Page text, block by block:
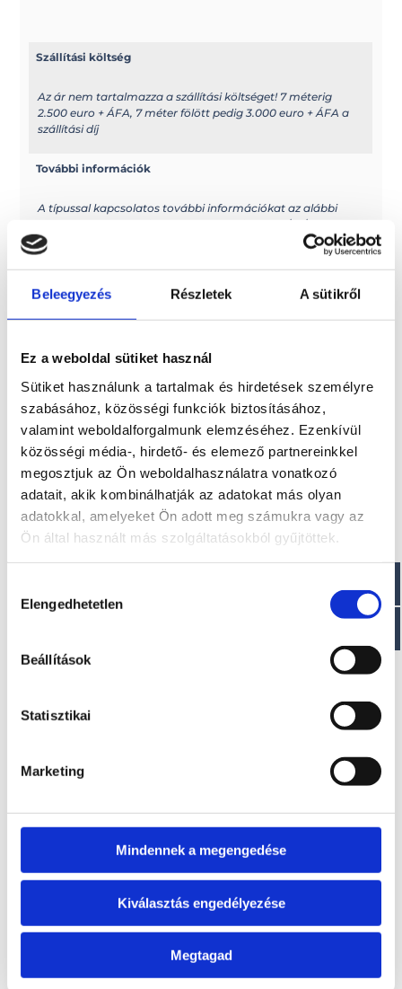
Beleegyezés Részletek A sütikről
Ez a weboldal sütiket használ
Sütiket használunk a tartalmak és hirdetések személyre
szabásához, közösségi funkciók biztosításához,
valamint weboldalforgalmunk elemzéséhez. Ezenkívül
közösségi média-, hirdető- és elemező partnereinkkel
megosztjuk az Ön weboldalhasználatra vonatkozó
adatait, akik kombinálhatják az adatokat más olyan
adatokkal, amelyeket Ön adott meg számukra vagy az
Ön által használt más szolgáltatásokból gyűjtöttek.
kiválasztása
Elengedhetetlen
Beállítások
Statisztikai
Marketing
Mindennek a megengedése
Kiválasztás engedélyezése
Megtagad
Hossz: 570 cm
Belső hossz: 480 cm
Paraméterek
Belső szélesség: 131 cm
Szerkezet magassága: 80 cm
Szállítási költség
Az ár nem tartalmazza a szállítási költséget! 7 méterig
2.500 euro + ÁFA, 7 méter fölött pedig 3.000 euro + ÁFA a
szállítási díj
További információk
A típussal kapcsolatos további információkat az alábbi
weboldalon találhatja meg: selvamarine.com/en/
Érdekel!
T340 DA
Kérje ajánlatunkat!